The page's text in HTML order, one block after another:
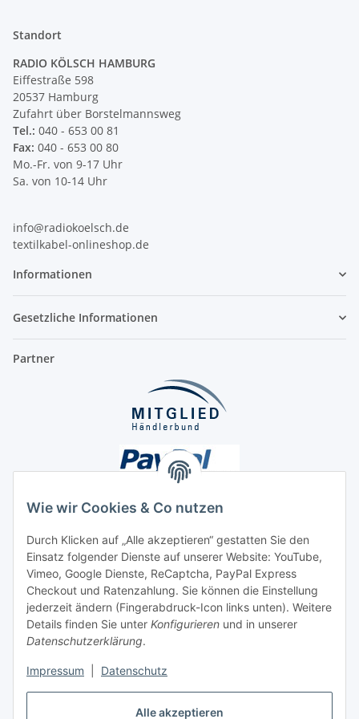
Alle akzeptieren
Wie wir Cookies & Co nutzen
Durch Klicken auf „Alle akzeptieren“ gestatten Sie den
Einsatz folgender Dienste auf unserer Website: YouTube,
Vimeo, Google Dienste, ReCaptcha, PayPal Express
Checkout und Ratenzahlung. Sie können die Einstellung
jederzeit ändern (Fingerabdruck-Icon links unten). Weitere
Details finden Sie unter Konfigurieren und in unserer
Datenschutzerklärung.
Impressum Datenschutz
Standort
RADIO KÖLSCH HAMBURG
Eiffestraße 598
20537 Hamburg
Zufahrt über Borstelmannsweg
Tel.: 040 - 653 00 81
Fax: 040 - 653 00 80
Mo.-Fr. von 9-17 Uhr
Sa. von 10-14 Uhr
info@radiokoelsch.de
textilkabel-onlineshop.de
Informationen
Gesetzliche Informationen
Partner
Unsere Seiten
Social Media
Vertrag widerrufen